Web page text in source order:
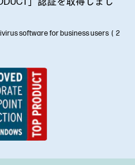
software for business users（2